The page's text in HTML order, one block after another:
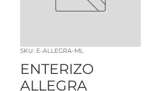
SKU: E-ALLEGRA-ML
ENTERIZO
ALLEGRA